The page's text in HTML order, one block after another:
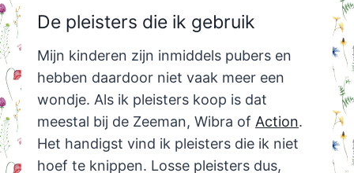
De pleisters die ik gebruik
Mijn kinderen zijn inmiddels pubers en
hebben daardoor niet vaak meer een
wondje. Als ik pleisters koop is dat
meestal bij de Zeeman, Wibra of Action.
Het handigst vind ik pleisters die ik niet
hoef te knippen. Losse pleisters dus,